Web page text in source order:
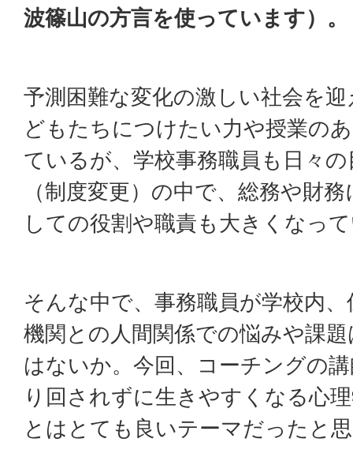
波篠山の方言を使っています）。
予測困難な変化の激しい社会を
どもたちにつけたい力や授業の
ているが、学校事務職員も日々
（制度変更）の中で、総務や財
しての役割や職責も大きくなっ
そんな中で、事務職員が学校内
機関との人間関係での悩みや課
はないか。今回、コーチングの
り回されずに生きやすくなる心
とはとても良いテーマだったと